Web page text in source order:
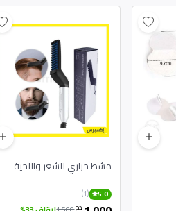
مشط حراري للشعر واللحية
5.0
(1)
دج